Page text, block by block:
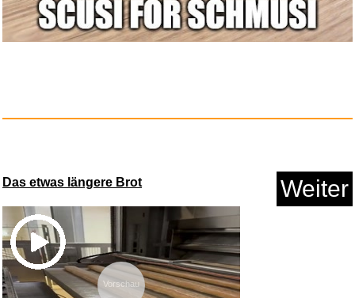
Anzeige
Kikuchi Herren Ohrringe Titan ...
Das etwas längere Brot Weiter
Vorschau